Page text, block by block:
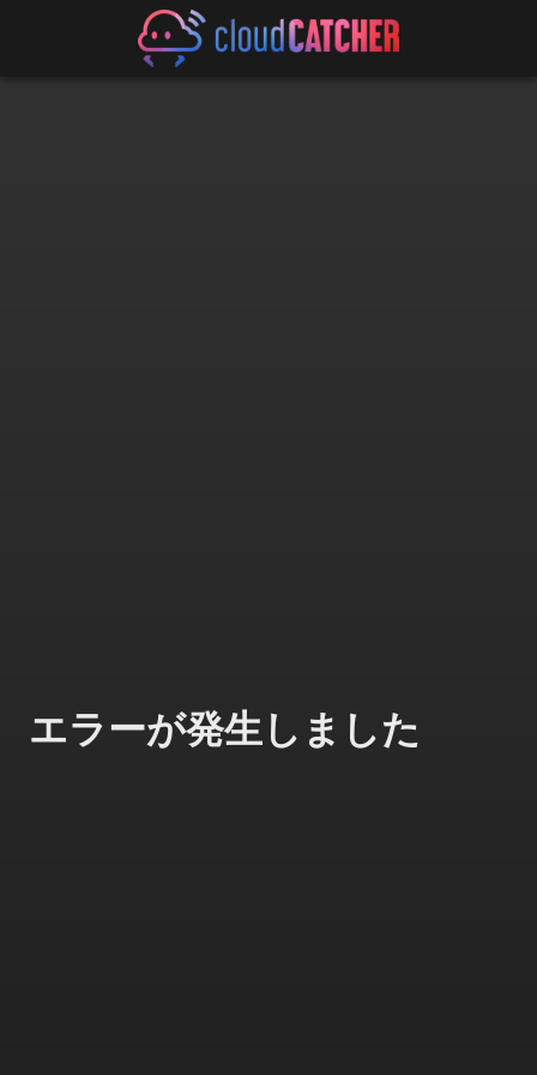
エラーが発生しました